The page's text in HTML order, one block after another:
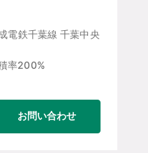
電鉄千葉線 千葉中央
率200%
お問い合わせ